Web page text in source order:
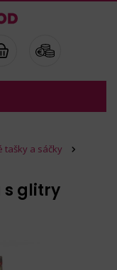
tašky a sáčky
s glitry